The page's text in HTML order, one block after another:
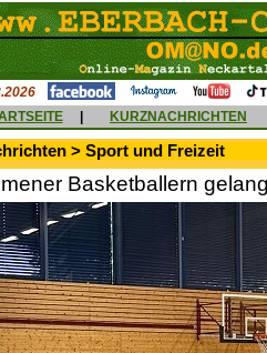
KURZNACHRICHTEN
> Sport und Freizeit
Basketballern